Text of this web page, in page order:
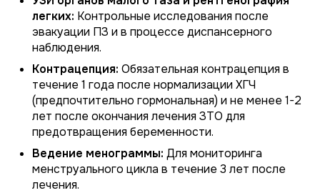
легких: Контрольные исследования после
эвакуации ПЗ и в процессе диспансерного
наблюдения.
Контрацепция: Обязательная контрацепция в
течение 1 года после нормализации ХГЧ
(предпочтительно гормональная) и не менее 1-2
лет после окончания лечения ЗТО для
предотвращения беременности.
Ведение менограммы: Для мониторинга
менструального цикла в течение 3 лет после
лечения.